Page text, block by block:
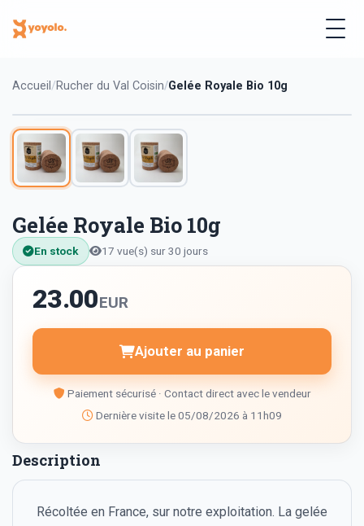
Accueil Rucher du Val Coisin Gelée Royale Bio 10g
Gelée Royale Bio 10g
En stock 17 vue(s) sur 30 jours
23.00EUR
Ajouter au panier
Paiement sécurisé · Contact direct avec le vendeur
Dernière visite le 05/08/2026 à 11h09
Description
Récoltée en France, sur notre exploitation. La gelée